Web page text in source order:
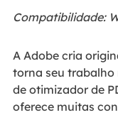
Compatibilidade:
A Adobe cria
torna seu
de otimizador de
oferece muitas